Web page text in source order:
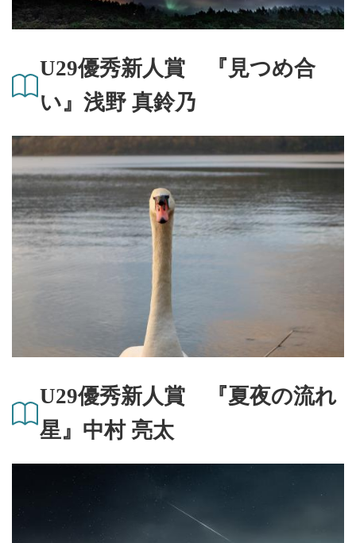
U29優秀新人賞 『見つめ合
い』浅野 真鈴乃
U29優秀新人賞 『夏夜の流れ
星』中村 亮太